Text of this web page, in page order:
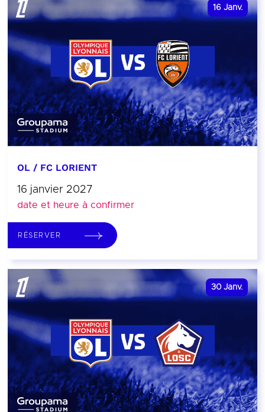
16 Janv.
OL / FC LORIENT
16 janvier 2027
date et heure à confirmer
RÉSERVER
30 Janv.